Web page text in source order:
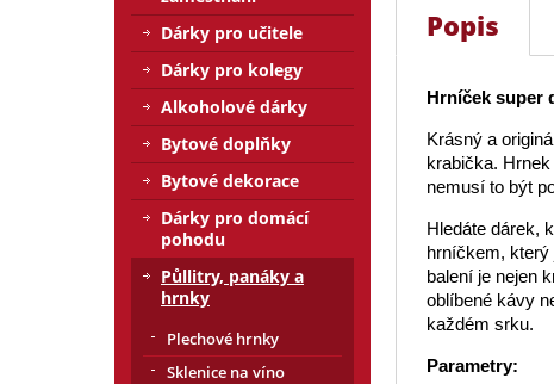
Popis
Hrníček super
Krásný a
krabička.
nemusí to být
Hledáte dárek,
hrníčkem, který
balení je nejen
oblíbené kávy
každém srku.
Parametry:
Dárky pro učitele
Dárky pro kolegy
Alkoholové dárky
Bytové doplňky
Bytové dekorace
Dárky pro domácí
pohodu
Půllitry, panáky a
hrnky
Plechové hrnky
Sklenice na víno